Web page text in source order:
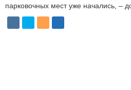
парковочных мест уже начались, –